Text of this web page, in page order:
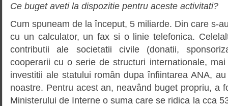
Ce buget aveti la dispozitie pentru aceste activitati?
Cum spuneam de la început, 5 miliarde. Din care s-
cu un calculator, un fax si o linie telefonica.
contributii ale societatii civile (donatii,
cooperarii cu o serie de structuri internationale,
investitii ale statului român dupa înfiintarea ANA,
noastre. Pentru acest an, neavând buget propriu, a
Ministerului de Interne o suma care se ridica la cca